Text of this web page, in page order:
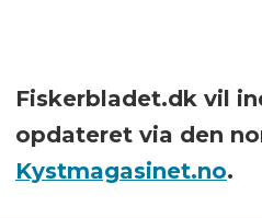
Fiskerbladet.dk vil
opdateret via den
Kystmagasinet.no.